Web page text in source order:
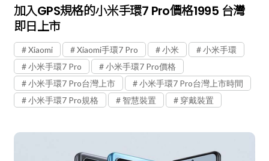
加入GPS規格的小米手環7 Pro價格1995 台灣
即日上市
Xiaomi Xiaomi手環7 Pro 小米
小米手環
小米手環7 Pro
小米手環7 Pro價格
小米手環7 Pro台灣上市
小米手環7 Pro台灣上市時間
小米手環7 Pro規格
智慧裝置 穿戴裝置